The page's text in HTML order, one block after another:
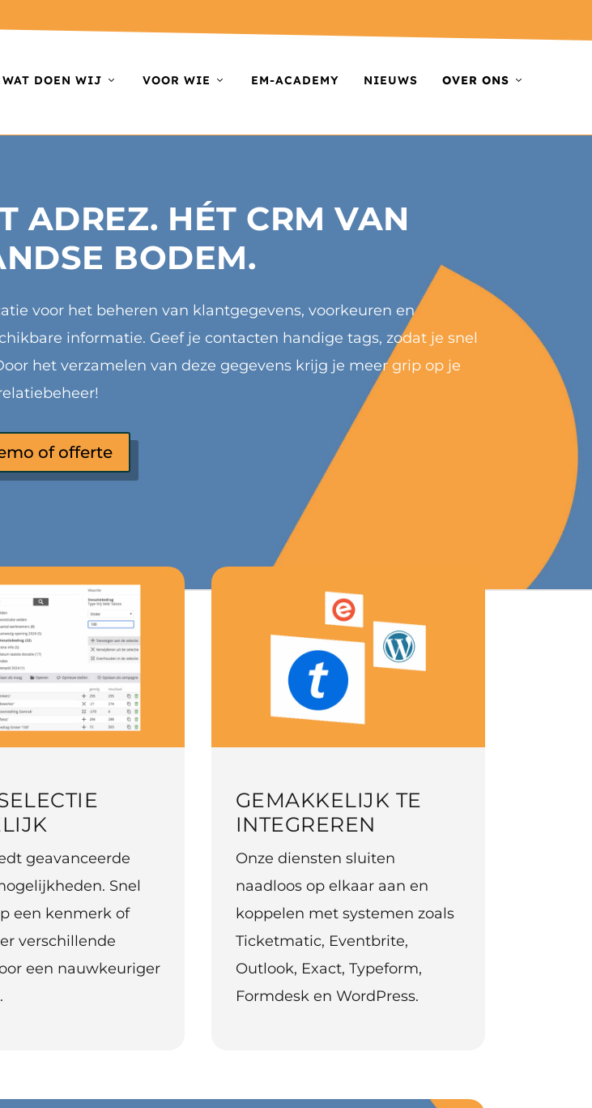
WAT DOEN WIJ VOOR WIE EM-ACADEMY NIEUWS OVER ONS
ADREZ. HÉT CRM VAN
BODEM.
voor het beheren van klantgegevens, voorkeuren en
informatie. Geef je contacten handige tags, zodat je snel
het verzamelen van deze gegevens krijg je meer grip op je
of offerte
geavanceerde
Snel
een kenmerk of
verschillende
een nauwkeuriger
GEMAKKELIJK TE
INTEGREREN
Onze diensten sluiten
naadloos op elkaar aan en
koppelen met systemen zoals
Ticketmatic, Eventbrite,
Outlook, Exact, Typeform,
Formdesk en WordPress.